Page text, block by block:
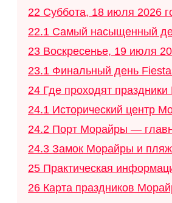
22 Суббота, 18 июля 2026
22.1 Самый насыщенный
23 Воскресенье, 19 июля
23.1 Финальный день
24 Где проходят
24.1 Исторический центр
24.2 Порт Морайры —
24.3 Замок Морайры и
25 Практическая
26 Карта праздников